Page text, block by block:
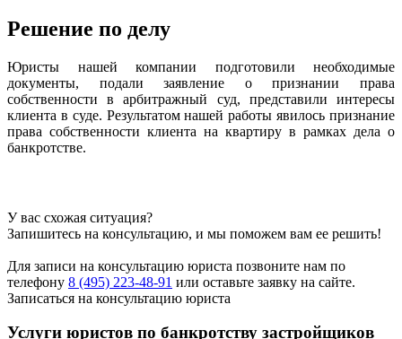
Решение по делу
Юристы нашей компании подготовили необходимые
документы, подали заявление о признании права
собственности в арбитражный суд, представили интересы
клиента в суде. Результатом нашей работы явилось признание
права собственности клиента на квартиру в рамках дела о
банкротстве.
У вас схожая ситуация?
Запишитесь на консультацию, и мы поможем вам ее решить!
Для записи на консультацию юриста позвоните нам по
телефону 8 (495) 223-48-91 или оставьте заявку на сайте.
Записаться на консультацию юриста
Услуги юристов по банкротству застройщиков